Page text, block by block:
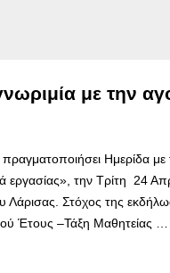
με την
Ημερίδα με
εργασίας», την Τρίτη 24
Στόχος της
Έτους –Τάξη Μαθητείας …